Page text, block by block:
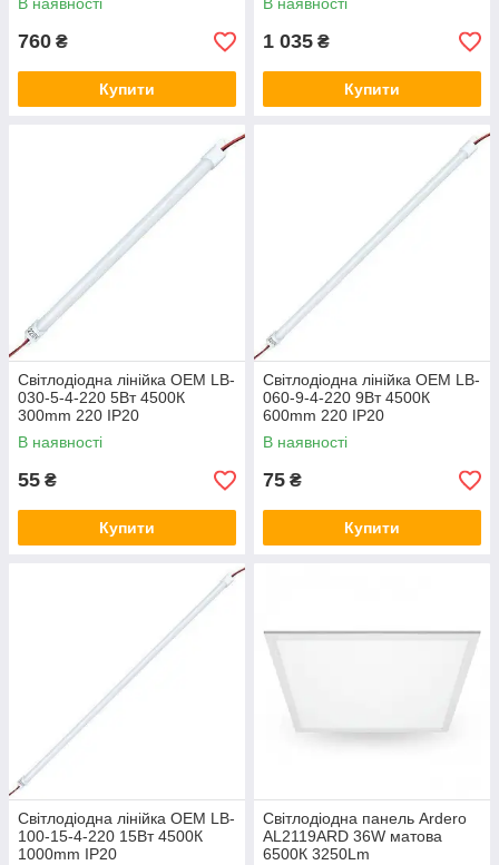
760 ₴
Купити
1 035 ₴
Купити
Світлодіодна лінійка OEM LB-
030-5-4-220 5Вт 4500К
300mm 220 IP20
В наявності
55 ₴
Купити
Світлодіодна лінійка OEM LB-
060-9-4-220 9Вт 4500К
600mm 220 IP20
В наявності
75 ₴
Купити
Світлодіодна лінійка OEM LB-
100-15-4-220 15Вт 4500К
1000mm ІР20
Світлодіодна панель Ardero
AL2119ARD 36W матова
6500К 3250Lm